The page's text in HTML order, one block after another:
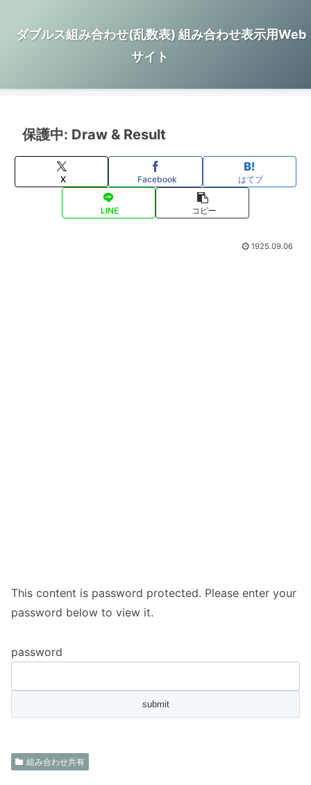
ダブルス組み合わせ(乱数表) 組み合わせ表示用Web
サイト
保護中: Draw & Result
X Facebook はてブ
LINE コピー
1925.09.06
This content is password protected. Please enter your
password below to view it.
password
組み合わせ共有